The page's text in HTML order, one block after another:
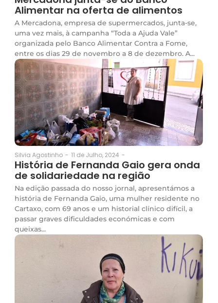
Alimentar na oferta de alimentos
A Mercadona, empresa de supermercados, junta-se,
uma vez mais, à campanha “Toda a Ajuda Vale”
organizada pelo Banco Alimentar Contra a Fome,
entre os dias 29 de novembro a 8 de dezembro. A...
Silvia Agostinho - 11 de Julho, 2024 -
História de Fernanda Gaio gera onda
de solidariedade na região
Na edição passada do nosso jornal, apresentámos a
história de Fernanda Gaio, uma mulher residente no
Cartaxo, com 69 anos e um historial clínico difícil, a
passar graves dificuldades económicas e com
queixas...